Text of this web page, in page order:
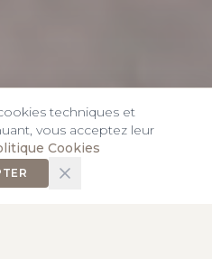
techniques et
vous acceptez leur
Cookies